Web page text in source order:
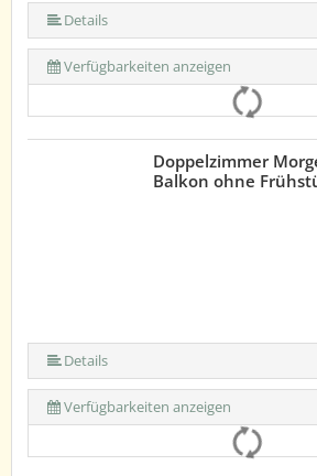
Details
Verfügbarkeiten anzeigen
Doppelzimmer
Balkon ohne
Details
Verfügbarkeiten anzeigen